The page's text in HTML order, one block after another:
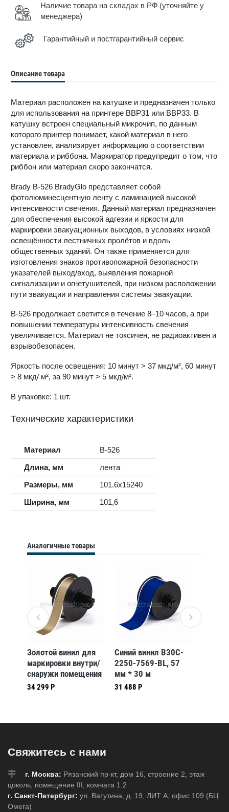
Наличие товара на складах в РФ (уточняйте у
менеджера)
Гарантийный и постгарантийный сервис
Описание товара
Материал расположен на катушке и предназначен только
для использования на принтере BBP31 или BBP33. В
катушку встроен специальный микрочип, по данным
которого принтер понимает, какой материал в него
установлен, анализирует информацию о соответствии
материала и риббона. Маркиратор предупредит о том, что
риббон или материал скоро закончатся.
Brady B-526 BradyGlo представляет собой
фотолюминесцентную ленту с ламинацией высокой
интенсивности свечения. Данный материал предназначен
для обеспечения высокой адгезии и яркости для
маркировки эвакуационных выходов, в условиях низкой
освещённости лестничных пролётов и вдоль
общественных зданий. Он также применяется для
изготовления знаков противопожарной безопасности
указателей выход/вход, выявления пожарной
сигнализации и огнетушителей, при низком расположении
пути эвакуации и направления системы эвакуации.
B-526 продолжает светится в течение 8–10 часов, а при
повышении температуры интенсивность свечения
увеличивается. Материал не токсичен, не радиоактивен и
взрывобезопасен.
Яркость после освещения: 10 минут > 37 мкд/м², 60 минут
> 8 мкд/ м², за 90 минут > 5 мкд/м².
В упаковке: 1 шт.
Технические характеристики
Материал
B-526
Длина, мм
лента
Размеры, мм
101.6x15240
Ширина, мм
101,6
Аналогичные товары
Золотой винил для
маркировки внутри/
снаружи помещения
B30C-1125-595-GD,
34 299 Р
Синий винил B30C-
2250-7569-BL, 57
мм * 30 м
(BBP31/33/35/37)
31 488 Р
Свяжитесь с нами
г. Москва: Рязанский пр-кт, дом 16, строение 2, этаж
цоколь, помещение III, комната 1.2
г. Санкт-Петербург: ул. Ватутина, д. 19, ЛИТ А, офис 109 (БЦ
Омега)